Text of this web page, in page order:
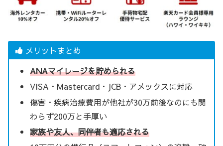
メリットまとめ
ANAマイレージを貯められる
VISA・Mastercard・JCB・アメックスに対応
傷害・疾病治療費用が他社が30万前後なのにも関
わらず200万と手厚い
家族や友人、同伴者も適応される